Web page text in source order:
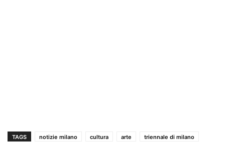
TAGS notizie milano cultura arte
triennale di milano